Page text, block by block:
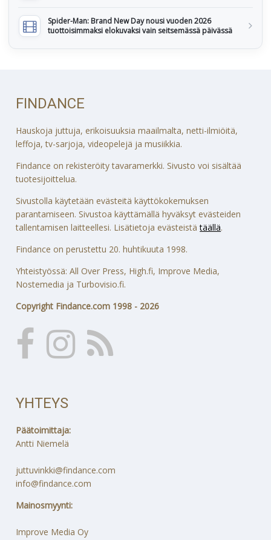
Spider-Man: Brand New Day nousi vuoden 2026
tuottoisimmaksi elokuvaksi vain seitsemässä päivässä
FINDANCE
Hauskoja juttuja, erikoisuuksia maailmalta, netti-ilmiöitä,
leffoja, tv-sarjoja, videopelejä ja musiikkia.
Findance on rekisteröity tavaramerkki. Sivusto voi sisältää
tuotesijoittelua.
Sivustolla käytetään evästeitä käyttökokemuksen
parantamiseen. Sivustoa käyttämällä hyväksyt evästeiden
tallentamisen laitteellesi. Lisätietoja evästeistätäällä.
Findance on perustettu 20. huhtikuuta 1998.
Yhteistyössä: All Over Press, High.fi, Improve Media,
Nostemedia ja Turbovisio.fi.
Copyright Findance.com 1998 - 2026
YHTEYS
Päätoimittaja:
Antti Niemelä
juttuvinkki@findance.com
info@findance.com
Mainosmyynti:
Improve Media Oy